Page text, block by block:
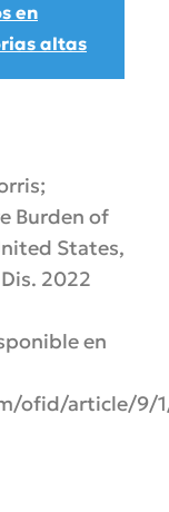
en
altas
Burden of
States,
2022
en
ofid/article/9/